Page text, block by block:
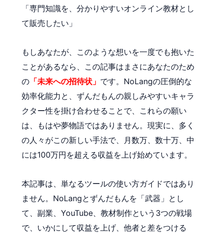
「専門知識を、分かりやすいオンライン教材とし
て販売したい」
もしあなたが、このような想いを一度でも抱いた
ことがあるなら、この記事はまさにあなたのため
の 「未来への招待状」 です。NoLangの圧倒的な
効率化能力と、ずんだもんの親しみやすいキャラ
クター性を掛け合わせることで、これらの願い
は、もはや夢物語ではありません。現実に、多く
の人々がこの新しい手法で、月数万、数十万、中
には100万円を超える収益を上げ始めています。
本記事は、単なるツールの使い方ガイドではあり
ません。NoLangとずんだもんを「武器」とし
て、副業、YouTube、教材制作という3つの戦場
で、いかにして収益を上げ、他者と差をつける